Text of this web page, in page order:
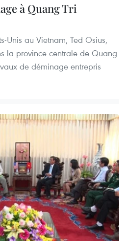
à Quang Tri
Unis au Vietnam, Ted Osius,
la province centrale de Quang
de déminage entrepris